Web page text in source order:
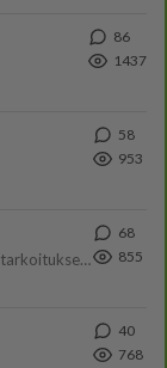
86
1437
58
953
Tutustutaan, fyysistä kontaktia, mutta ensijaisesti tarkoituksena ei ole aloittaa mitään virallista tai rikkoa mitään? E
68
855
40
768